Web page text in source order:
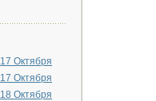
17 Октября
17 Октября
18 Октября